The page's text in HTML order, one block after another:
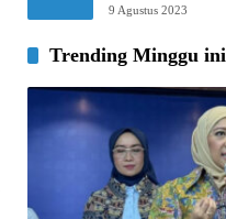
9 Agustus 2023
Trending Minggu ini